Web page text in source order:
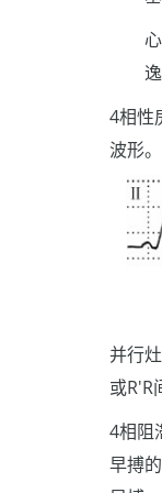
4相性
波形。
并行
或R'R
4相阻
早搏